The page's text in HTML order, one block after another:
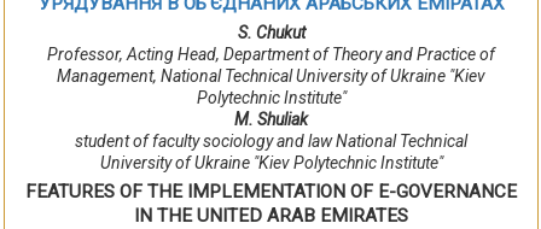
S. Chukut
Professor, Acting Head, Department of Theory and Practice of
Management, National Technical University of Ukraine "Kiev
Polytechnic Institute"
M. Shuliak
student of faculty sociology and law National Technical
University of Ukraine "Kiev Polytechnic Institute"
FEATURES OF THE IMPLEMENTATION OF E-GOVERNANCE
IN THE UNITED ARAB EMIRATES